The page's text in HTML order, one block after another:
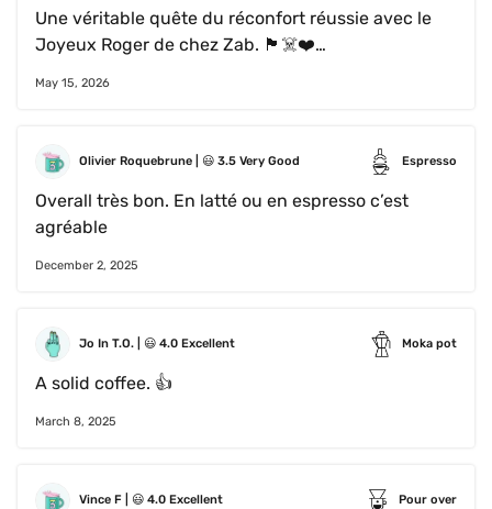
Une véritable quête du réconfort réussie avec le
Joyeux Roger de chez Zab. 🏴‍☠️❤️
nougat. En tasse, c'est une caresse : la base de
chocolat au lait apporte une rondeur
enveloppante, tandis qu'une fine pointe de petits
fruits rouges vient réveiller le tout en arrière-plan
pour lui donner une clarté magnifique.
May 15, 2026
Olivier Roquebrune 😃 3.5 Very Good Espresso
Overall très bon. En latté ou en espresso c’est
December 2, 2025
Jo In T.O. 😃 4.0 Excellent Moka pot
A solid coffee. 👍
March 8, 2025
Vince F 😃 4.0 Excellent Pour over